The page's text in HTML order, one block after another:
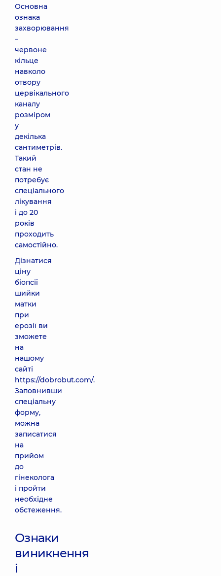
Основна
ознака
захворювання
–
червоне
кільце
навколо
отвору
цервікального
каналу
розміром
у
декілька
сантиметрів.
Такий
стан не
потребує
спеціального
лікування
і до 20
років
проходить
самостійно.
Дізнатися
ціну
біопсії
шийки
матки
при
ерозії ви
зможете
на
нашому
сайті
https://dobrobut.com/.
Заповнивши
спеціальну
форму,
можна
записатися
на
прийом
до
гінеколога
і пройти
необхідне
обстеження.
Ознаки
виникнення
і